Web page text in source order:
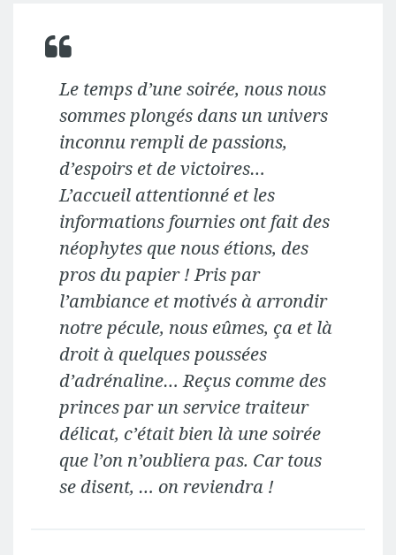
Le temps d’une soirée, nous nous
sommes plongés dans un univers
inconnu rempli de passions,
d’espoirs et de victoires…
L’accueil attentionné et les
informations fournies ont fait des
néophytes que nous étions, des
pros du papier ! Pris par
l’ambiance et motivés à arrondir
notre pécule, nous eûmes, ça et là
droit à quelques poussées
d’adrénaline… Reçus comme des
princes par un service traiteur
délicat, c’était bien là une soirée
que l’on n’oubliera pas. Car tous
se disent, … on reviendra !